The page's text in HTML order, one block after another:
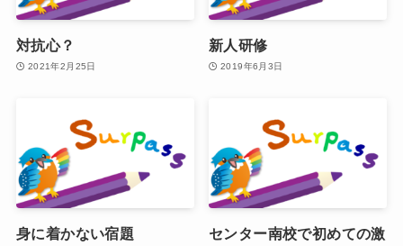
対抗心？
2021年2月25日
新人研修
2019年6月3日
身に着かない宿題
センター南校で初めての激